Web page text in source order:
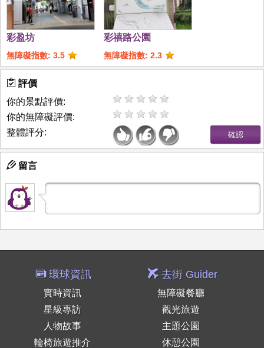
彩盈坊
無障礙指數: 3.5
彩禧路公園
無障礙指數: 2.3
評價
你的景點評價:
你的無障礙評價:
整體評分:
留言
環球資訊
實時資訊
星級專訪
人物故事
輪椅旅遊推介
去街 Guider
無障礙餐廳
觀光旅遊
主題公園
休憩公園